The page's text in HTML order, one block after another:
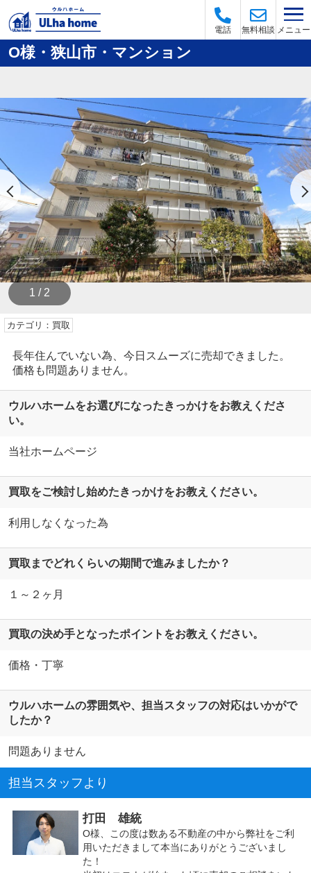
電話 無料相談 メニュー
O様・狭山市・マンション
1 / 2
カテゴリ：買取
長年住んでいない為、今日スムーズに売却できました。
価格も問題ありません。
ウルハホームをお選びになったきっかけをお教えくださ
い。
当社ホームページ
買取をご検討し始めたきっかけをお教えください。
利用しなくなった為
買取までどれくらいの期間で進みましたか？
１～２ヶ月
買取の決め手となったポイントをお教えください。
価格・丁寧
ウルハホームの雰囲気や、担当スタッフの対応はいかがで
したか？
問題ありません
担当スタッフより
打田 雄統
O様、この度は数ある不動産の中から弊社をご利
用いただきまして本当にありがとうございまし
た！